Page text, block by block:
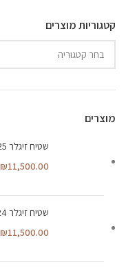
קטגוריות מוצרים
מוצרים
שטיח זיגלר #625
₪11,500.00
שטיח זיגלר #624
₪11,500.00